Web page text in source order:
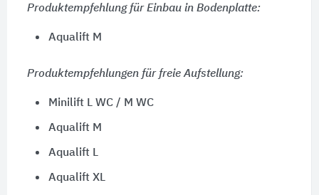
Produktempfehlung für Einbau in Bodenplatte:
Aqualift M
Produktempfehlungen für freie Aufstellung:
Minilift L WC / M WC
Aqualift M
Aqualift L
Aqualift XL